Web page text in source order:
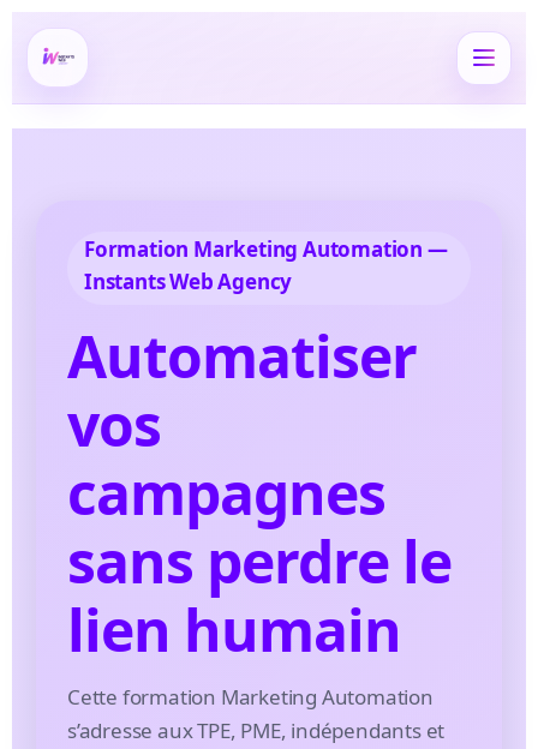
Formation Marketing Automation —
Instants Web Agency
Automatiser
vos
campagnes
sans perdre le
lien humain
Cette formation Marketing Automation
s’adresse aux TPE, PME, indépendants et